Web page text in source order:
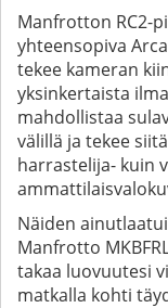
Manfrotton RC2-
yhteensopiva
tekee kameran
yksinkertaista
mahdollistaa
välillä ja tekee
harrastelija- kuin
Näiden
Manfrotto
takaa luovuutesi
matkalla kohti